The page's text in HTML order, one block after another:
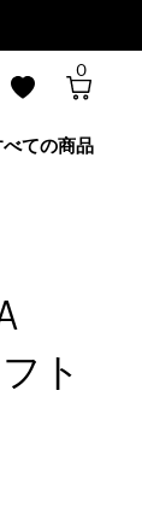
0
べての商品
ト